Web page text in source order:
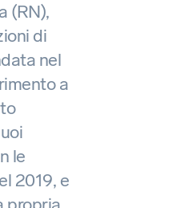
(RN),
di
nel
a
le
2019, e